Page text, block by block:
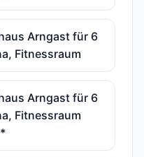
Arngast für 6
Fitnessraum
Arngast für 6
Fitnessraum